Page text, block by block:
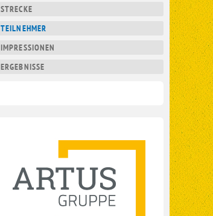
STRECKE
TEILNEHMER
IMPRESSIONEN
ERGEBNISSE